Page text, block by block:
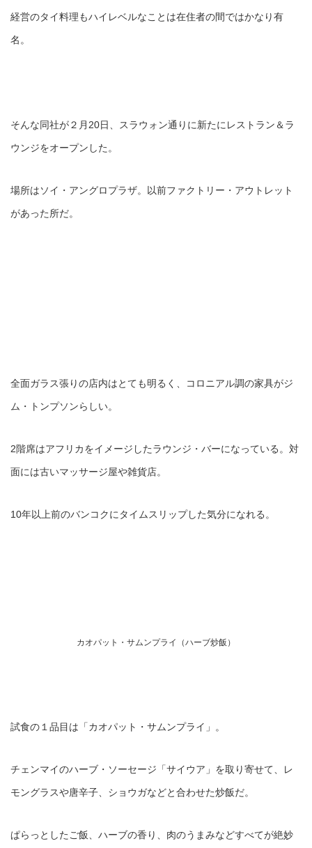
経営のタイ料理もハイレベルなことは在住者の間ではかなり有
名。
そんな同社が２月20日、スラウォン通りに新たにレストラン＆ラ
ウンジをオープンした。
場所はソイ・アングロプラザ。以前ファクトリー・アウトレット
があった所だ。
全面ガラス張りの店内はとても明るく、コロニアル調の家具がジ
ム・トンプソンらしい。
2階席はアフリカをイメージしたラウンジ・バーになっている。対
面には古いマッサージ屋や雑貨店。
10年以上前のバンコクにタイムスリップした気分になれる。
カオパット・サムンプライ（ハーブ炒飯）
試食の１品目は「カオパット・サムンプライ」。
チェンマイのハーブ・ソーセージ「サイウア」を取り寄せて、レ
モングラスや唐辛子、ショウガなどと合わせた炒飯だ。
ぱらっとしたご飯、ハーブの香り、肉のうまみなどすべてが絶妙